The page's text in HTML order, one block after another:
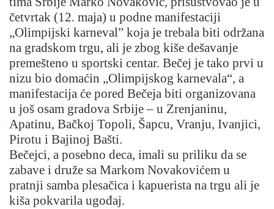
četvrtak (12. maja) u podne manifestaciji
„Olimpijski karneval” koja je trebala biti održana
na gradskom trgu, ali je zbog kiše dešavanje
premešteno u sportski centar. Bečej je tako prvi u
nizu bio domaćin „Olimpijskog karnevala“, a
manifestacija će pored Bečeja biti organizovana
u još osam gradova Srbije – u Zrenjaninu,
Apatinu, Bačkoj Topoli, Šapcu, Vranju, Ivanjici,
Pirotu i Bajinoj Bašti.
Bečejci, a posebno deca, imali su priliku da se
zabave i druže sa Markom Novakovićem u
pratnji samba plesačica i kapuerista na trgu ali je
kiša pokvarila ugođaj.